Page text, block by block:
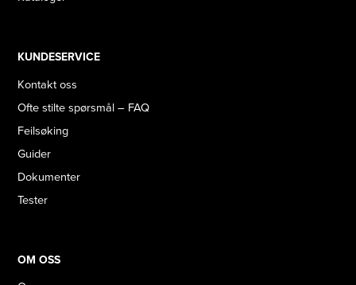
KUNDESERVICE
Kontakt oss
Ofte stilte spørsmål – FAQ
Feilsøking
Guider
Dokumenter
Tester
OM OSS